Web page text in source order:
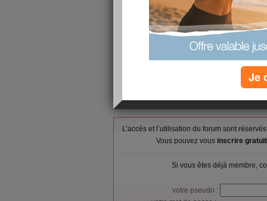
Goûter ou snack :
4 cracottes
Quinoa +
Verres d'eau :
5
Calories consommées :
0 kcal
L’accès et l’utilisation du forum sont
Vous pouvez vous inscrire
Si vous êtes déjà membre,
votre pseudo :
Je